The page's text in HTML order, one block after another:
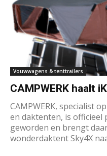
Vouwwagens & tenttrailers
CAMPWERK haalt
CAMPWERK, specialist
en daktenten, is officieel
geworden en brengt
wonderdaktent Sky4X